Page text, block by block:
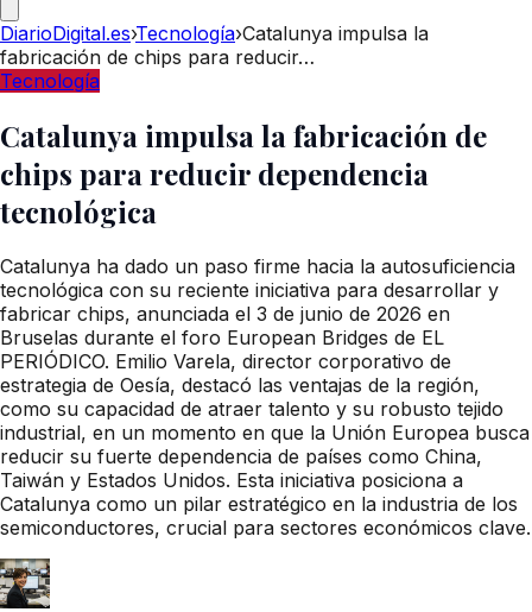
DiarioDigital.es›Tecnología›Catalunya impulsa la
fabricación de chips para reducir…
Tecnología
Catalunya impulsa la fabricación de
chips para reducir dependencia
tecnológica
Catalunya ha dado un paso firme hacia la autosuficiencia
tecnológica con su reciente iniciativa para desarrollar y
fabricar chips, anunciada el 3 de junio de 2026 en
Bruselas durante el foro European Bridges de EL
PERIÓDICO. Emilio Varela, director corporativo de
estrategia de Oesía, destacó las ventajas de la región,
como su capacidad de atraer talento y su robusto tejido
industrial, en un momento en que la Unión Europea busca
reducir su fuerte dependencia de países como China,
Taiwán y Estados Unidos. Esta iniciativa posiciona a
Catalunya como un pilar estratégico en la industria de los
semiconductores, crucial para sectores económicos clave.